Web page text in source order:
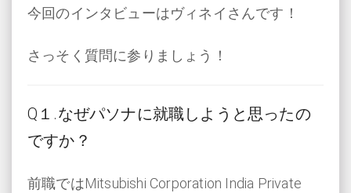
今回のインタビューはヴィネイさんです！
さっそく質問に参りましょう！
Q１.なぜパソナに就職しようと思ったの
ですか？
前職ではMitsubishi Corporation India Private